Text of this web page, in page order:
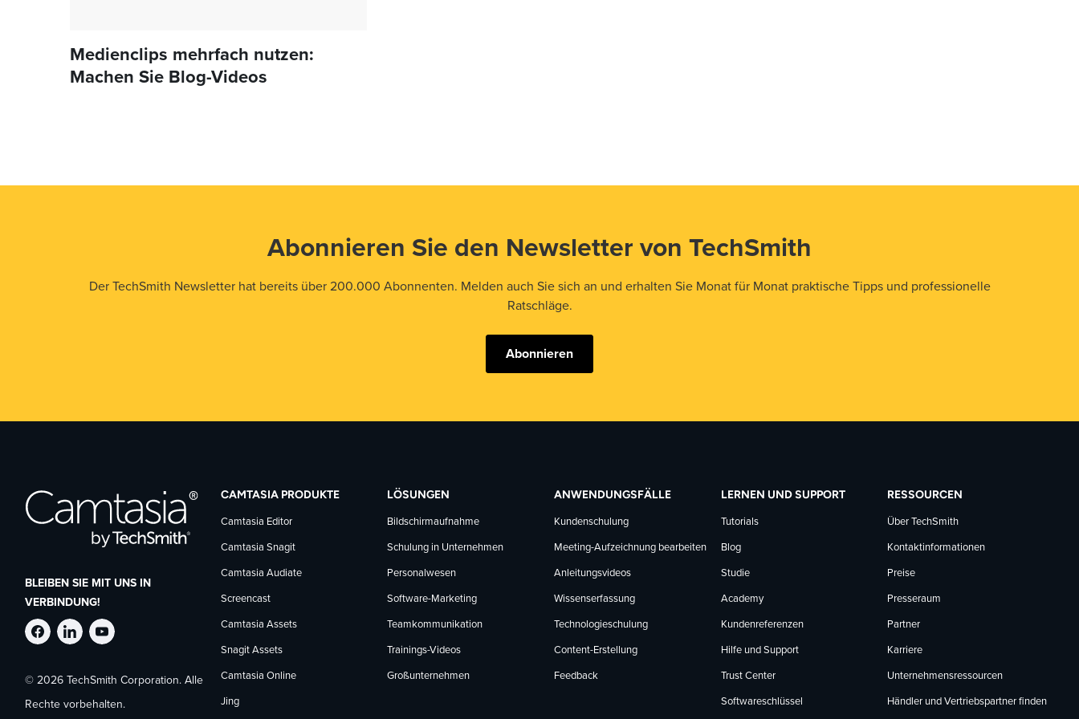
Medienclips mehrfach nutzen:
Machen Sie Blog-Videos
Abonnieren Sie den Newsletter von TechSmith
Der TechSmith Newsletter hat bereits über 200.000 Abonnenten. Melden auch Sie sich an und erhalten Sie Monat für Monat praktische Tipps und professionelle
Ratschläge.
Abonnieren
BLEIBEN SIE MIT UNS IN
VERBINDUNG!
TechSmith
auf
TechSmith
auf
TechSmith
auf
© 2026 TechSmith Corporation. Alle
Rechte vorbehalten.
CAMTASIA PRODUKTE
Camtasia Editor
Camtasia Snagit
Camtasia Audiate
Screencast
Camtasia Assets
Snagit Assets
Camtasia Online
Jing
LÖSUNGEN
Bildschirmaufnahme
Schulung in Unternehmen
Personalwesen
Software-Marketing
Teamkommunikation
Trainings-Videos
Großunternehmen
ANWENDUNGSFÄLLE
Kundenschulung
Meeting-Aufzeichnung bearbeiten
Anleitungsvideos
Wissenserfassung
Technologieschulung
Content-Erstellung
Feedback
LERNEN UND SUPPORT
Tutorials
Blog
Studie
Academy
Kundenreferenzen
Hilfe und Support
Trust Center
Softwareschlüssel
RESSOURCEN
Über TechSmith
Kontaktinformationen
Preise
Presseraum
Partner
Karriere
Unternehmensressourcen
Händler und Vertriebspartner finden